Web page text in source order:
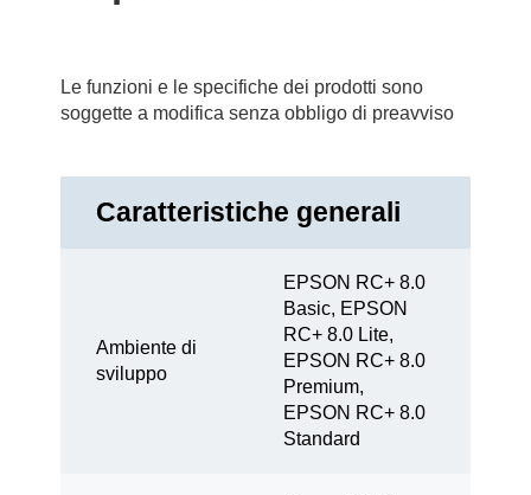
Le funzioni e le specifiche dei prodotti sono
soggette a modifica senza obbligo di preavviso
Caratteristiche generali
Ambiente di
sviluppo
EPSON RC+ 8.0
Basic, EPSON
RC+ 8.0 Lite,
EPSON RC+ 8.0
Premium,
EPSON RC+ 8.0
Standard